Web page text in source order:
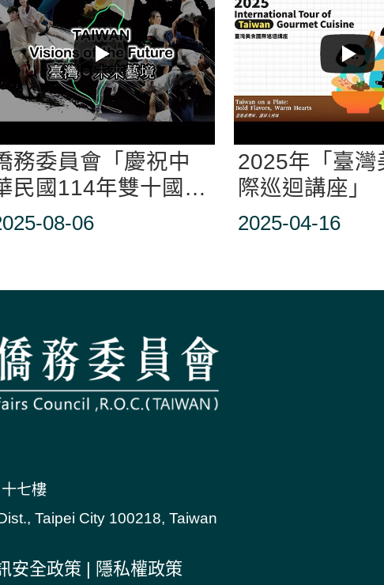
務委員會「慶祝中
民國114年雙十國慶
化訪問團」北美洲
08-06
2025年「臺灣
際巡迴講座」
2025-04-16
七樓
Taipei City 100218, Taiwan
安全政策 隱私權政策